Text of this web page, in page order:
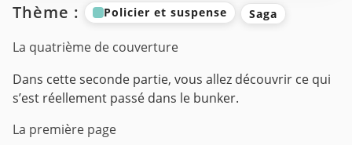
Thème : Policier et suspense Saga
La quatrième de couverture
Dans cette seconde partie, vous allez découvrir ce qui
s’est réellement passé dans le bunker.
La première page